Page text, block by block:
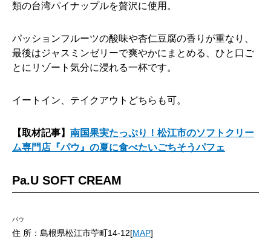
類の台湾パイナップルを贅沢に使用。
パッションフルーツの酸味や杏仁豆腐の香りが重なり、
最後はジャスミンゼリーで爽やかにまとめる、ひと口ご
とにリゾート気分に浸れる一杯です。
イートイン、テイクアウトどちらも可。
【取材記事】 南国果実たっぷり！松江市のソフトクリー
ム専門店『パウ』の夏に食べたいごちそうパフェ
Pa.U SOFT CREAM
パウ
住 所：島根県松江市苧町14-12[MAP]